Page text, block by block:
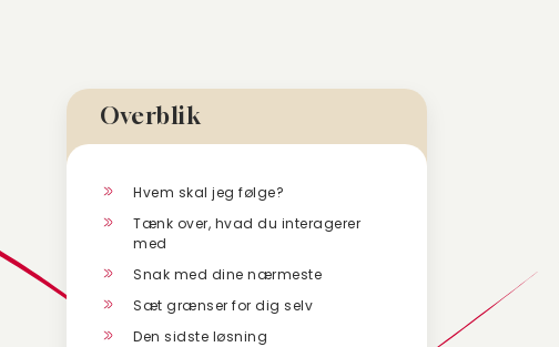
Overblik
Hvem skal jeg følge?
Tænk over, hvad du interagerer
med
Snak med dine nærmeste
Sæt grænser for dig selv
Den sidste løsning